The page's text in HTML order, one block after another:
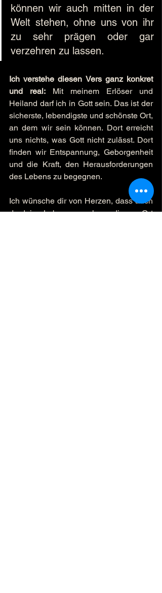
können wir auch mitten in der
Welt stehen, ohne uns von ihr
zu sehr prägen oder gar
verzehren zu lassen.
Ich verstehe diesen Vers ganz konkret
und real: Mit meinem Erlöser und
Heiland darf ich in Gott sein. Das ist der
sicherste, lebendigste und schönste Ort,
an dem wir sein können. Dort erreicht
uns nichts, was Gott nicht zulässt. Dort
finden wir Entspannung, Geborgenheit
und die Kraft, den Herausforderungen
des Lebens zu begegnen.
Ich wünsche dir von Herzen, dass auch
du deine Lebenswurzeln an diesem Ort